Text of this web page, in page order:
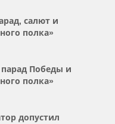
салют и
полка»
Победы и
полка»
допустил